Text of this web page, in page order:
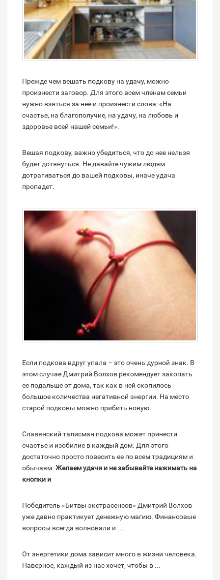
Прежде чем вешать подкову на удачу, можно
произнести заговор. Для этого всем членам семьи
нужно взяться за нее и произнести слова: «На
счастье, на благополучие, на удачу, на любовь и
здоровье всей нашей семьи!».
Вешая подкову, важно убедиться, что до нее нельзя
будет дотянуться. Не давайте чужим людям
дотрагиваться до вашей подковы, иначе удача
пропадет.
Если подкова вдруг упала – это очень дурной знак. В
этом случае Дмитрий Волхов рекомендует закопать
ее подальше от дома, так как в ней скопилось
большое количества негативной энергии. На место
старой подковы можно прибить новую.
Славянский талисман подкова может принести
счастье и изобилие в каждый дом. Для этого
достаточно просто повесить ее по всем традициям и
обычаям. Желаем удачи и не забывайте нажимать на
кнопки и
Победитель «Битвы экстрасенсов» Дмитрий Волхов
уже давно практикует денежную магию. Финансовые
вопросы всегда волновали и ...
От энергетики дома зависит много в жизни человека.
Наверное, каждый из нас хочет, чтобы в ...